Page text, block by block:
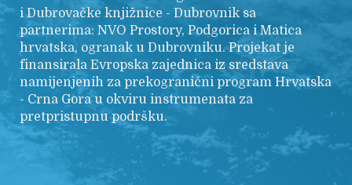
i Dubrovačke knjižnice - Dubrovnik sa
partnerima: NVO Prostory, Podgorica i Matica
hrvatska, ogranak u Dubrovniku. Projekat je
finansirala Evropska zajednica iz sredstava
namijenjenih za prekogranični program Hrvatska
- Crna Gora u okviru instrumenata za
pretpristupnu podršku.